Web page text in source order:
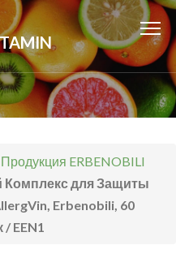
Продукция ERBENOBILI
для Защиты
Erbenobili, 60
/ EEN1